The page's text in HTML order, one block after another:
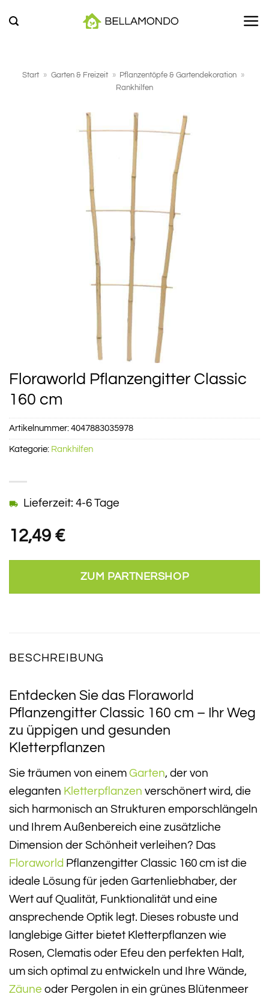
Inhalt
Start » Garten & Freizeit » Pflanzentöpfe & Gartendekoration »
Rankhilfen
Floraworld Pflanzengitter Classic
160 cm
12,49 €
Lieferzeit: 4-6 Tage
ZUM PARTNERSHOP
Artikelnummer: 4047883035978
Kategorie: Rankhilfen
BESCHREIBUNG
Entdecken Sie das Floraworld
Pflanzengitter Classic 160 cm – Ihr Weg
zu üppigen und gesunden
Kletterpflanzen
Sie träumen von einem Garten, der von
eleganten Kletterpflanzen verschönert wird, die
sich harmonisch an Strukturen emporschlängeln
und Ihrem Außenbereich eine zusätzliche
Dimension der Schönheit verleihen? Das
Floraworld Pflanzengitter Classic 160 cm ist die
ideale Lösung für jeden Gartenliebhaber, der
Wert auf Qualität, Funktionalität und eine
ansprechende Optik legt. Dieses robuste und
langlebige Gitter bietet Kletterpflanzen wie
Rosen, Clematis oder Efeu den perfekten Halt,
um sich optimal zu entwickeln und Ihre Wände,
Zäune oder Pergolen in ein grünes Blütenmeer